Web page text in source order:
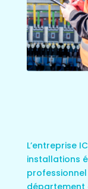
L’entreprise
installations
département